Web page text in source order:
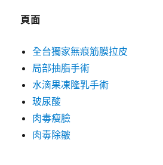
頁面
全台獨家無痕筋膜拉皮
局部抽脂手術
水滴果凍隆乳手術
玻尿酸
肉毒瘦臉
肉毒除皺